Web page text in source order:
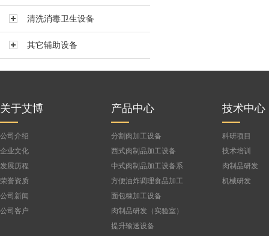
真空搅拌机BVBJ-300FS
真空搅拌机BVBJ-300
真空搅拌机BVBJ-500
真空搅拌机BVBJ-1500
清洗消毒卫生设备
其它辅助设备
关于艾博
公司介绍
企业文化
发展历程
荣誉资质
公司新闻
公司客户
产品中心
分割肉加工设备
西式肉制品加工设备
中式肉制品加工设备系
列
方便油炸调理食品加工
设备
面包糠加工设备
肉制品研发（实验室）
设备
提升输送设备
技术中心
科研项目
技术培训
肉制品研发
机械研发